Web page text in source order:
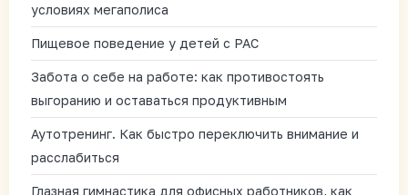
условиях мегаполиса
Пищевое поведение у детей с РАС
Забота о себе на работе: как противостоять
выгоранию и оставаться продуктивным
Аутотренинг. Как быстро переключить внимание и
расслабиться
Глазная гимнастика для офисных работников, как